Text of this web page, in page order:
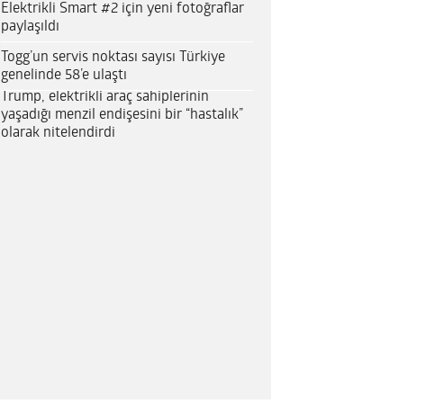
Elektrikli Smart #2 için yeni fotoğraflar
paylaşıldı
Togg’un servis noktası sayısı Türkiye
genelinde 58’e ulaştı
Trump, elektrikli araç sahiplerinin
yaşadığı menzil endişesini bir “hastalık”
olarak nitelendirdi